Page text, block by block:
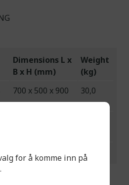
Dimensions L x
B x H (mm)
Weight
(kg)
700 x 500 x 900 30,0
1,0
for å komme inn på